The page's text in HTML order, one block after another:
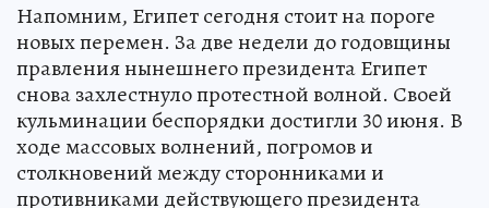
Напомним, Египет сегодня стоит на пороге
новых перемен. За две недели до годовщины
правления нынешнего президента Египет
снова захлестнуло протестной волной. Своей
кульминации беспорядки достигли 30 июня. В
ходе массовых волнений, погромов и
столкновений между сторонниками и
противниками действующего президента